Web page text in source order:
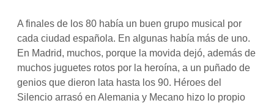
A finales de los 80 había un buen grupo musical por
cada ciudad española. En algunas había más de uno.
En Madrid, muchos, porque la movida dejó, además de
muchos juguetes rotos por la heroína, a un puñado de
genios que dieron lata hasta los 90. Héroes del
Silencio arrasó en Alemania y Mecano hizo lo propio